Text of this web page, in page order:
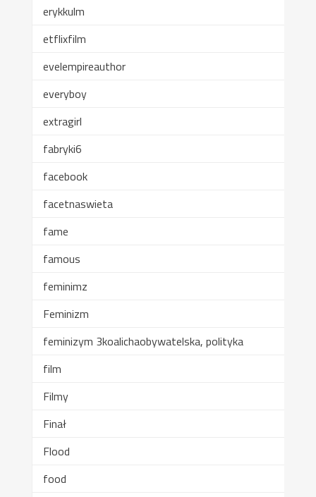
erykkulm
etflixfilm
evelempireauthor
everyboy
extragirl
fabryki6
facebook
facetnaswieta
fame
famous
feminimz
Feminizm
feminizym 3koalichaobywatelska, polityka
film
Filmy
Finał
Flood
food